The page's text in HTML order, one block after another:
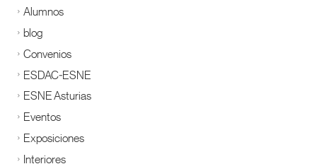
Alumnos
blog
Convenios
ESDAC-ESNE
ESNE Asturias
Eventos
Exposiciones
Interiores